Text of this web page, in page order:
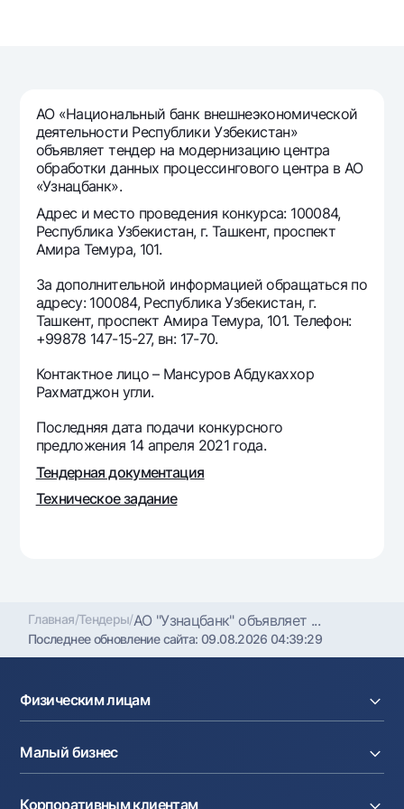
Серебряный депозит
Mastercard
Зарплатные
Garmin pay
Акции
Мобильное приложение Milliy
Часто задаваемые вопросы
Ищите по сайту
Найти
Полезные ссылки
Часто задаваемые вопросы
Пресс-центр
Офисы и банкоматы
Согласие на обработку персональных данных
АО «Национальный банк внешнеэкономической
деятельности Республики Узбекистан»
объявляет тендер на модернизацию центра
обработки данных процессингового центра в АО
«Узнацбанк».
Адрес и место проведения конкурса: 100084,
Республика Узбекистан, г. Ташкент, проспект
Амира Темура, 101.
За дополнительной информацией обращаться по
адресу: 100084, Республика Узбекистан, г.
Ташкент, проспект Амира Темура, 101. Телефон:
+99878 147-15-27, вн: 17-70.
Контактное лицо – Мансуров Абдукаххор
Рахматджон угли.
Последняя дата подачи конкурсного
предложения 14 апреля 2021 года.
Тендерная документация
Техническое задание
Главная/Тендеры/АО "Узнацбанк" объявляет ...
Последнее обновление сайта:09.08.2026 04:39:29
Физическим лицам
Вклады
Карты
Курсы валют
Малый бизнес
Корпоративным клиентам